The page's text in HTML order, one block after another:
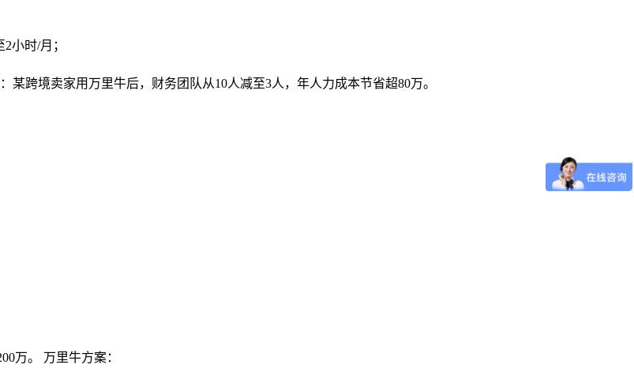
小时/月；
跨境卖家用万里牛后，财务团队从10人减至3人，年人力成本节省超80万。
万。 万里牛方案：